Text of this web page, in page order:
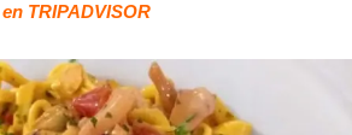
TRIPADVISOR